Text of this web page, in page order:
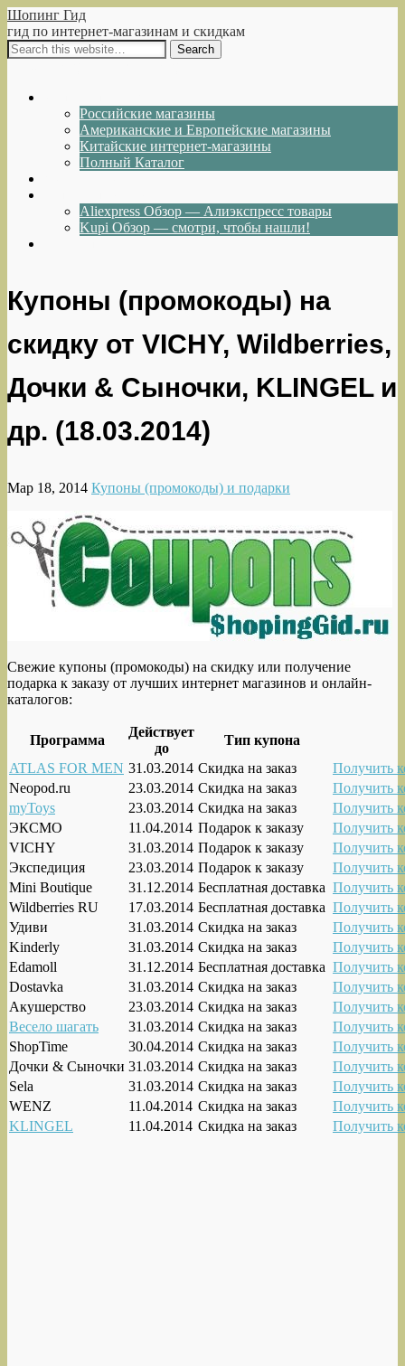
Шопинг Гид
гид по интернет-магазинам и скидкам
Российские магазины
Американские и Европейские магазины
Китайские интернет-магазины
Полный Каталог
Aliexpress Обзор — Алиэкспресс товары
Kupi Обзор — смотри, чтобы нашли!
Купоны (промокоды) на
скидку от VICHY, Wildberries,
Дочки & Сыночки, KLINGEL и
др. (18.03.2014)
Мар 18, 2014 Купоны (промокоды) и подарки
Свежие купоны (промокоды) на скидку или получение
подарка к заказу от лучших интернет магазинов и онлайн-
каталогов:
Программа
Действует
до
Тип купона
ATLAS FOR MEN 31.03.2014 Скидка на заказ
Получить
Neopod.ru
23.03.2014 Скидка на заказ
Получить
myToys
23.03.2014 Скидка на заказ
Получить
ЭКСМО
11.04.2014 Подарок к заказу
Получить
VICHY
31.03.2014 Подарок к заказу
Получить
Экспедиция
23.03.2014 Подарок к заказу
Получить
Mini Boutique
31.12.2014 Бесплатная доставка Получить
Wildberries RU
17.03.2014 Бесплатная доставка Получить
Удиви
31.03.2014 Скидка на заказ
Получить
Kinderly
31.03.2014 Скидка на заказ
Получить
Edamoll
31.12.2014 Бесплатная доставка Получить
Dostavka
31.03.2014 Скидка на заказ
Получить
Акушерство
23.03.2014 Скидка на заказ
Получить
Весело шагать
31.03.2014 Скидка на заказ
Получить
ShopTime
30.04.2014 Скидка на заказ
Получить
Дочки & Сыночки 31.03.2014 Скидка на заказ
Получить
Sela
31.03.2014 Скидка на заказ
Получить
WENZ
11.04.2014 Скидка на заказ
Получить
KLINGEL
11.04.2014 Скидка на заказ Получить